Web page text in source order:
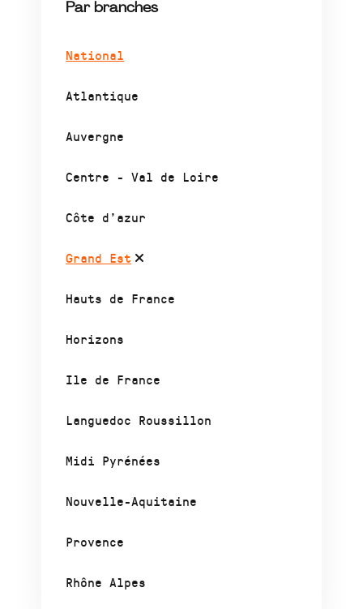
Par branches
National
Atlantique
Auvergne
Centre - Val de Loire
Côte d’azur
Grand Est
Hauts de France
Horizons
Ile de France
Languedoc Roussillon
Midi Pyrénées
Nouvelle-Aquitaine
Provence
Rhône Alpes